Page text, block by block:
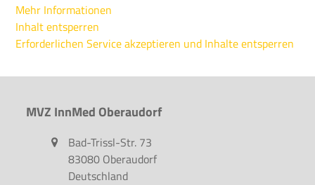
Mehr Informationen
Inhalt entsperren
Erforderlichen Service akzeptieren und Inhalte entsperren
MVZ InnMed Oberaudorf
Bad-Trissl-Str. 73
83080 Oberaudorf
Deutschland